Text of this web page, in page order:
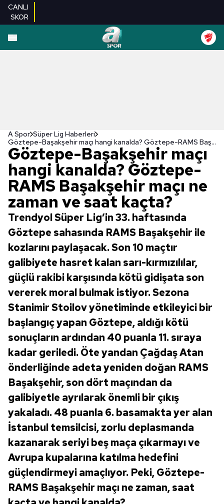
CANLI
SKOR
A Spor Süper Lig Haberleri
Göztepe-Başakşehir maçı hangi kanalda? Göztepe-RAMS Başakşehir maçı ne zaman ve saat kaçta?
Göztepe-Başakşehir maçı
hangi kanalda? Göztepe-
RAMS Başakşehir maçı ne
zaman ve saat kaçta?
Trendyol Süper Lig’in 33. haftasında
Göztepe sahasında RAMS Başakşehir ile
kozlarını paylaşacak. Son 10 maçtır
galibiyete hasret kalan sarı-kırmızılılar,
güçlü rakibi karşısında kötü gidişata son
vererek moral bulmak istiyor. Sezona
Stanimir Stoilov yönetiminde etkileyici bir
başlangıç yapan Göztepe, aldığı kötü
sonuçların ardından 40 puanla 11. sıraya
kadar geriledi. Öte yandan Çağdaş Atan
önderliğinde adeta yeniden doğan RAMS
Başakşehir, son dört maçından da
galibiyetle ayrılarak önemli bir çıkış
yakaladı. 48 puanla 6. basamakta yer alan
İstanbul temsilcisi, zorlu deplasmanda
kazanarak seriyi beş maça çıkarmayı ve
Avrupa kupalarına katılma hedefini
güçlendirmeyi amaçlıyor. Peki, Göztepe-
RAMS Başakşehir maçı ne zaman, saat